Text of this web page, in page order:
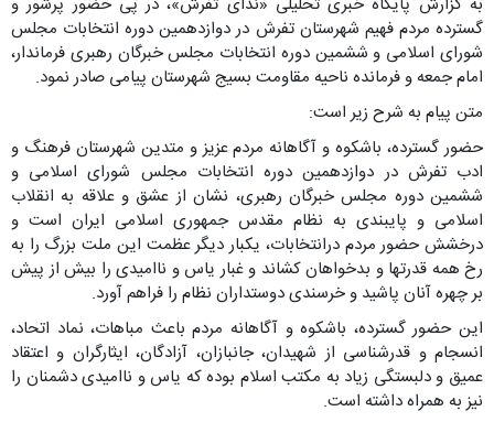
گسترده مردم فهیم شهرستان تفرش در دوازدهمین دوره انتخابات مجلس
شورای اسلامی و ششمین دوره انتخابات مجلس خبرگان رهبری فرماندار،
امام جمعه و فرمانده ناحیه مقاومت بسیج شهرستان پیامی صادر نمود.
متن پیام به شرح زیر است:
حضور گسترده، باشکوه و آگاهانه مردم عزیز و متدین شهرستان فرهنگ و
ادب تفرش در دوازدهمین دوره انتخابات مجلس شورای اسلامی و
ششمین دوره مجلس خبرگان رهبری، نشان از عشق و علاقه به انقلاب
اسلامی و پایبندی به نظام مقدس جمهوری اسلامی ایران است و
درخشش حضور مردم درانتخابات، یکبار دیگر عظمت این ملت بزرگ را به
رخ همه قدرتها و بدخواهان کشاند و غبار یاس و ناامیدی را بیش از پیش
بر چهره آنان پاشید و خرسندی دوستداران نظام را فراهم آورد.
این حضور گسترده، باشکوه و آگاهانه مردم باعث مباهات، نماد اتحاد،
انسجام و قدرشناسی از شهیدان، جانبازان، آزادگان، ایثارگران و اعتقاد
عمیق و دلبستگی زیاد به مکتب اسلام بوده که یاس و ناامیدی دشمنان را
نیز به همراه داشته است.